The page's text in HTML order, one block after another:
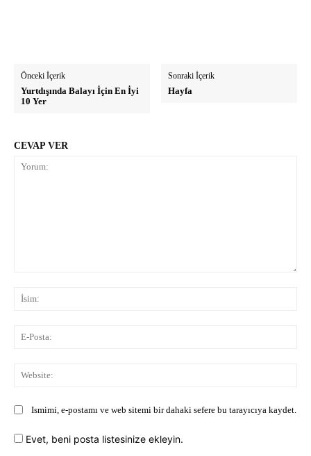
Önceki İçerik
Yurtdışında Balayı İçin En İyi
10 Yer
Sonraki İçerik
Hayfa
CEVAP VER
Ismimi, e-postamı ve web sitemi bir dahaki sefere bu tarayıcıya kaydet.
Evet, beni posta listesinize ekleyin.